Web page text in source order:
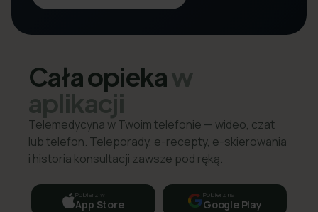
Cała opiekaw
aplikacji
Telemedycyna w Twoim telefonie — wideo, czat
lub telefon. Teleporady, e-recepty, e-skierowania
i historia konsultacji zawsze pod ręką.
Pobierz w
App Store
Pobierz na
Google Play